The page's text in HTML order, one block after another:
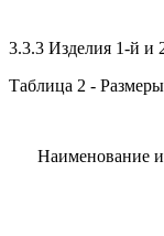
3.3.3 Изделия 1-й и
Таблица 2 -
Наименование